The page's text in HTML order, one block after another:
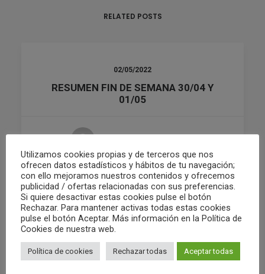
RELATED POSTS
02/05/2022
RESUMEN FIN DE SEMANA 30/04 Y
01/05
Utilizamos cookies propias y de terceros que nos
ofrecen datos estadísticos y hábitos de tu navegación;
con ello mejoramos nuestros contenidos y ofrecemos
publicidad / ofertas relacionadas con sus preferencias.
Si quiere desactivar estas cookies pulse el botón
Rechazar. Para mantener activas todas estas cookies
pulse el botón Aceptar. Más información en la Política de
Cookies de nuestra web.
Política de cookies Rechazar todas Aceptar todas